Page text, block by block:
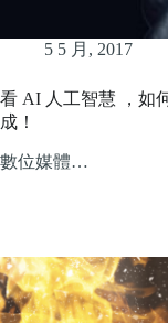
5 5 月, 2017
看 AI 人工智慧 ，如
成！
數位媒體…